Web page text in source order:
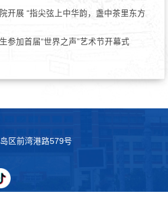
开展 “指尖弦上中华韵，盏中茶里东方
参加首届“世界之声”艺术节开幕式
区前湾港路579号